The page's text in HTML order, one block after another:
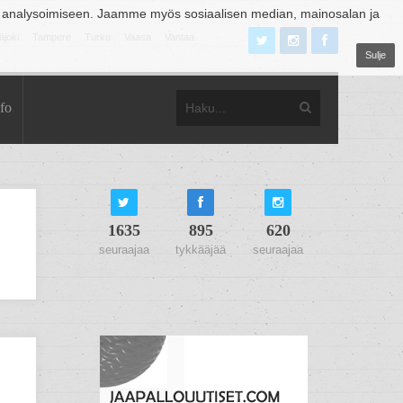
Jaamme myös sosiaalisen median, mainosalan ja
Sulje
1635
seuraajaa
895
tykkääjää
620
seuraajaa